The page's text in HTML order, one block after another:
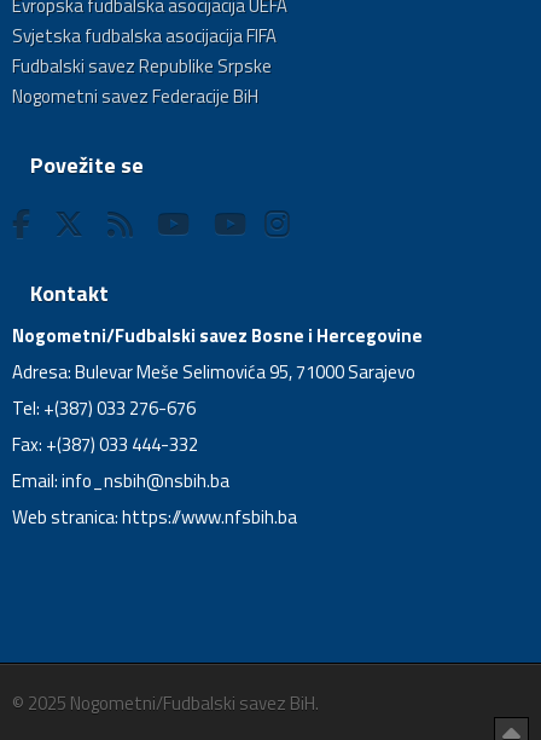
Svjetska fudbalska asocijacija FIFA
Fudbalski savez Republike Srpske
Nogometni savez Federacije BiH
Povežite se
Kontakt
Nogometni/Fudbalski savez Bosne i Hercegovine
Adresa: Bulevar Meše Selimovića 95, 71000 Sarajevo
Tel: +(387) 033 276-676
Fax: +(387) 033 444-332
Email:info_nsbih@nsbih.ba
Web stranica: https://www.nfsbih.ba
© 2025 Nogometni/Fudbalski savez BiH.